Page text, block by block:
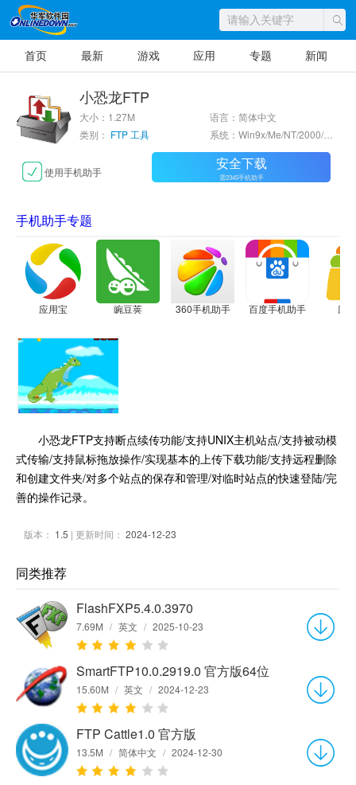
首页 最新 游戏 应用 专题 新闻
小恐龙FTP
大小：1.27M
语言：简体中文
类别： FTP 工具 系统：Win9x/Me/NT/2000/XP/2003
使用手机助手 安全下载
需2345手机助手
手机助手专题
应用宝 豌豆荚 360手机助手 百度手机助手 应
小恐龙FTP支持断点续传功能/支持UNIX主机站点/支持被动模
式传输/支持鼠标拖放操作/实现基本的上传下载功能/支持远程删除
和创建文件夹/对多个站点的保存和管理/对临时站点的快速登陆/完
善的操作记录。
版本： 1.5 | 更新时间： 2024-12-23
同类推荐
FlashFXP5.4.0.3970
7.69M / 英文 / 2025-10-23
SmartFTP10.0.2919.0 官方版64位
15.60M / 英文 / 2024-12-23
FTP Cattle1.0 官方版
13.5M / 简体中文 / 2024-12-30